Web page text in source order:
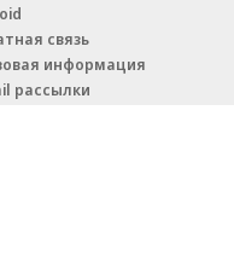
связь
информация
рассылки